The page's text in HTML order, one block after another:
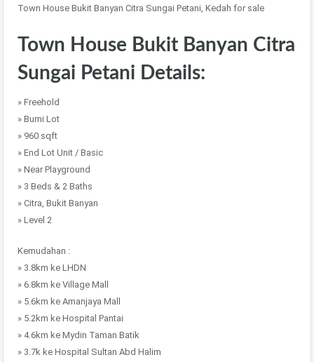
Town House Bukit Banyan Citra Sungai Petani, Kedah for sale
Town House Bukit Banyan Citra
Sungai Petani Details:
» Freehold
» Bumi Lot
» 960 sqft
» End Lot Unit / Basic
» Near Playground
» 3 Beds & 2 Baths
» Citra, Bukit Banyan
» Level 2
Kemudahan :
» 3.8km ke LHDN
» 6.8km ke Village Mall
» 5.6km ke Amanjaya Mall
» 5.2km ke Hospital Pantai
» 4.6km ke Mydin Taman Batik
» 3.7k ke Hospital Sultan Abd Halim